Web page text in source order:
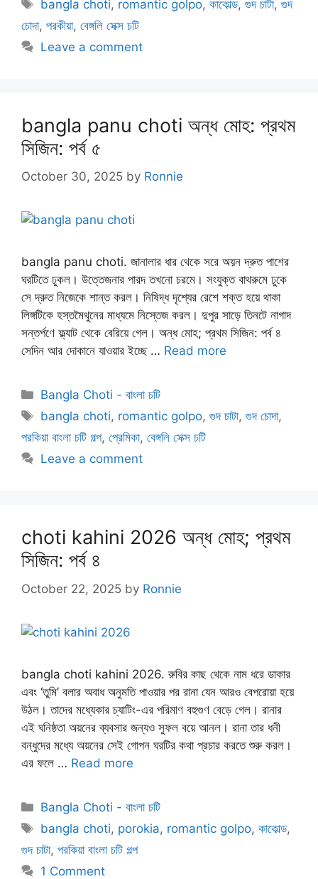
bangla choti, romantic golpo,কাকোল্ড,গুদ চাটা,গুদ
চোদা, পরকীয়া, বেঙ্গলি সেক্স চটি
Leave a comment
bangla panu choti অন্ধ মোহ: প্রথম
সিজিন: পর্ব ৫
October 30, 2025 by Ronnie
bangla panu choti. জানালার ধার থেকে সরে অয়ন দ্রুত পাশের
ঘরটিতে ঢুকল। উত্তেজনার পারদ তখনো চরমে। সংযুক্ত বাথরুমে ঢুকে
সে দ্রুত নিজেকে শান্ত করল। নিষিদ্ধ দৃশ্যের রেশে শক্ত হয়ে থাকা
লিঙ্গটিকে হস্তমৈথুনের মাধ্যমে নিস্তেজ করল। দুপুর সাড়ে তিনটে নাগাদ
সন্তর্পণে ফ্ল্যাট থেকে বেরিয়ে গেল। অন্ধ মোহ; প্রথম সিজিন: পর্ব ৪
সেদিন আর দোকানে যাওয়ার ইচ্ছে … Read more
Categories
Bangla Choti - বাংলা চটি
Tags
bangla choti, romantic golpo,গুদ চাটা,গুদ চোদা,
পরকিয়া বাংলা চটি গল্প, প্রেমিকা, বেঙ্গলি সেক্স চটি
Leave a comment
choti kahini 2026 অন্ধ মোহ; প্রথম
সিজিন: পর্ব ৪
October 22, 2025 by Ronnie
bangla choti kahini 2026. রুবির কাছ থেকে নাম ধরে ডাকার
এবং ‘তুমি’ বলার অবাধ অনুমতি পাওয়ার পর রানা যেন আরও বেপরোয়া হয়ে
উঠল। তাদের মধ্যেকার চ্যাটিং-এর পরিমাণ বহুগুণ বেড়ে গেল। রানার
এই ঘনিষ্ঠতা অয়নের ব্যবসার জন্যও সুফল বয়ে আনল। রানা তার ধনী
বন্ধুদের মধ্যে অয়নের সেই গোপন ঘরটির কথা প্রচার করতে শুরু করল।
এর ফলে … Read more
Categories
Bangla Choti - বাংলা চটি
Tags
bangla choti, porokia, romantic golpo,কাকোল্ড,
গুদ চাটা, পরকিয়া বাংলা চটি গল্প
1 Comment